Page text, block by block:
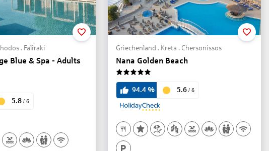
. Faliraki
Blue & Spa - Adults
5.8/ 6
Griechenland . Kreta . Chersonissos
Nana Golden Beach
94.4 % 5.6/ 6